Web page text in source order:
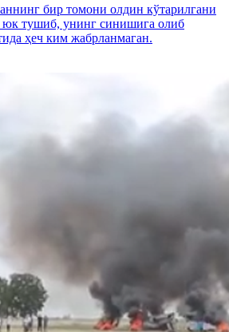
бир томони олдин кўтарилгани
юк тушиб, унинг синишига олиб
ҳеч ким жабрланмаган.